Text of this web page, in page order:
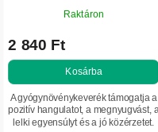
Raktáron
2 840 Ft
Kosárba
A gyógynövénykeverék támogatja a
pozitív hangulatot, a megnyugvást,
lelki egyensúlyt és a jó közérzetet.